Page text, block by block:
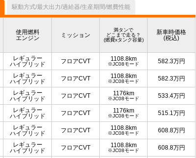
駆動方式/最大出力/過給器/生産期間/燃費性能
使用燃料
エンジン
ミッション
満タンで
どこまで走る？
(燃費xタンク容量)
新車時価格
(税込)
レギュラー
ハイブリッド
フロアCVT 1108.8km
※JC08モード 582.3万円
レギュラー
ハイブリッド
フロアCVT 1108.8km
※JC08モード 582.3万円
レギュラー
ハイブリッド
フロアCVT 1176km
※JC08モード 533.4万円
レギュラー
ハイブリッド
フロアCVT 1176km
※JC08モード 515.1万円
レギュラー
ハイブリッド
フロアCVT 1108.8km
※JC08モード 608.8万円
レギュラー
ハイブリッド
フロアCVT 1108.8km
※JC08モード 608.8万円